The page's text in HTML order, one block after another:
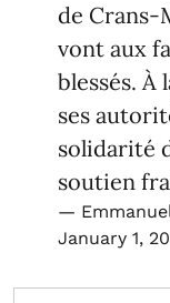
de Crans-
vont aux
blessés. À
ses
solidarité
soutien
—
January 1,